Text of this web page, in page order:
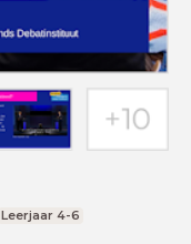
Leerjaar 4-6